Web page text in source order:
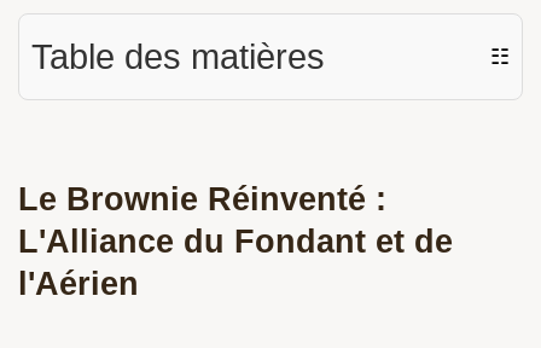
Table des matières ☷
Le Brownie Réinventé :
L'Alliance du Fondant et de
l'Aérien